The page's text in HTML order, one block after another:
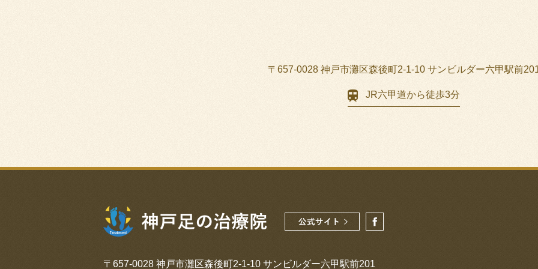
〒657-0028 神戸市灘区森後町2-1-10 サンビルダー六甲駅前
JR六甲道から徒歩3分
〒657-0028 神戸市灘区森後町2-1-10 サンビルダー六甲駅前201